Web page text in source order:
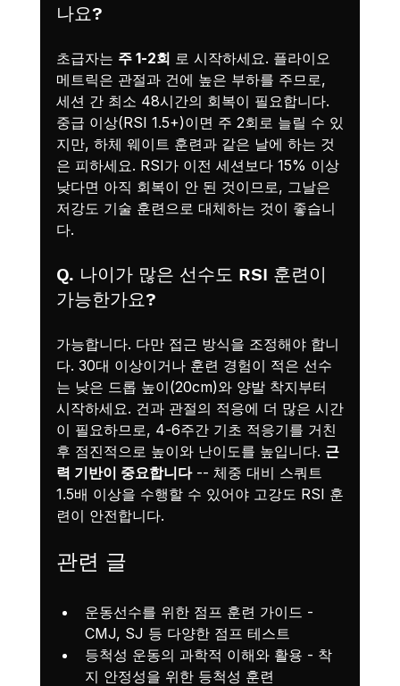
나요?
초급자는 주 1-2회 로 시작하세요. 플라이오
메트릭은 관절과 건에 높은 부하를 주므로,
세션 간 최소 48시간의 회복이 필요합니다.
중급 이상(RSI 1.5+)이면 주 2회로 늘릴 수 있
지만, 하체 웨이트 훈련과 같은 날에 하는 것
은 피하세요. RSI가 이전 세션보다 15% 이상
낮다면 아직 회복이 안 된 것이므로, 그날은
저강도 기술 훈련으로 대체하는 것이 좋습니
다.
Q. 나이가 많은 선수도 RSI 훈련이
가능한가요?
가능합니다. 다만 접근 방식을 조정해야 합니
다. 30대 이상이거나 훈련 경험이 적은 선수
는 낮은 드롭 높이(20cm)와 양발 착지부터
시작하세요. 건과 관절의 적응에 더 많은 시간
이 필요하므로, 4-6주간 기초 적응기를 거친
후 점진적으로 높이와 난이도를 높입니다. 근
력 기반이 중요합니다 -- 체중 대비 스쿼트
1.5배 이상을 수행할 수 있어야 고강도 RSI 훈
련이 안전합니다.
관련 글
운동선수를 위한 점프 훈련 가이드 -
CMJ, SJ 등 다양한 점프 테스트
등척성 운동의 과학적 이해와 활용 - 착
지 안정성을 위한 등척성 훈련